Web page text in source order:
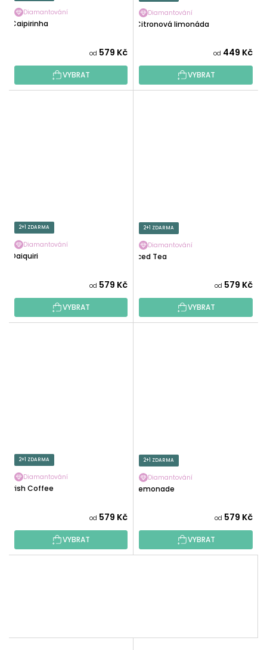
Diamantování
Caipirinha
od 579 Kč
VYBRAT
Diamantování
Citronová limonáda
od 449 Kč
VYBRAT
2+1 ZDARMA
Diamantování
Daiquiri
od 579 Kč
VYBRAT
2+1 ZDARMA
Diamantování
Iced Tea
od 579 Kč
VYBRAT
2+1 ZDARMA
Diamantování
Irish Coffee
od 579 Kč
VYBRAT
2+1 ZDARMA
Diamantování
Lemonade
od 579 Kč
VYBRAT